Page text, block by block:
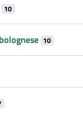
10
10